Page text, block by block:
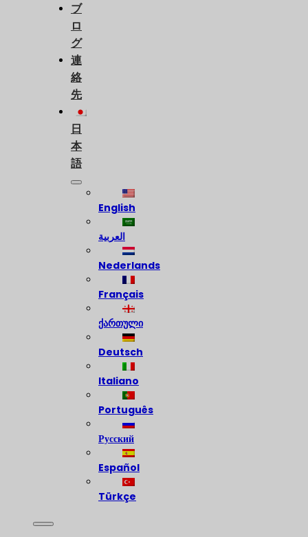
ブ
ロ
グ
連
絡
先
日
本
語
English
العربية
Nederlands
Français
ქართული
Deutsch
Italiano
Português
Русский
Español
Türkçe